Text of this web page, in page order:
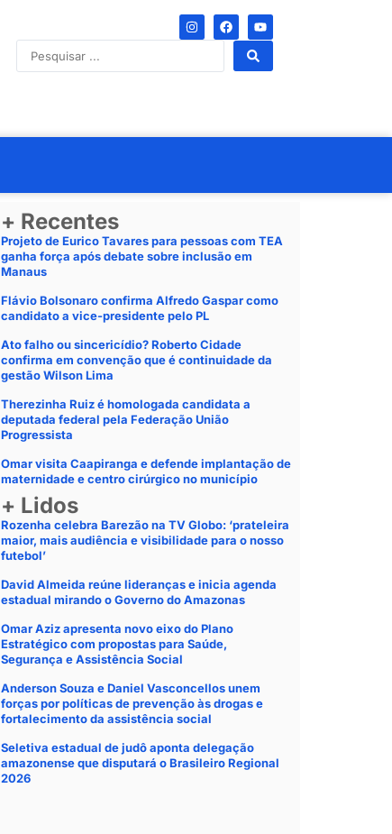
+ Recentes
Projeto de Eurico Tavares para pessoas com TEA
ganha força após debate sobre inclusão em
Manaus
Flávio Bolsonaro confirma Alfredo Gaspar como
candidato a vice-presidente pelo PL
Ato falho ou sincericídio? Roberto Cidade
confirma em convenção que é continuidade da
gestão Wilson Lima
Therezinha Ruiz é homologada candidata a
deputada federal pela Federação União
Progressista
Omar visita Caapiranga e defende implantação de
maternidade e centro cirúrgico no município
+ Lidos
Rozenha celebra Barezão na TV Globo: ‘prateleira
maior, mais audiência e visibilidade para o nosso
futebol’
David Almeida reúne lideranças e inicia agenda
estadual mirando o Governo do Amazonas
Omar Aziz apresenta novo eixo do Plano
Estratégico com propostas para Saúde,
Segurança e Assistência Social
Anderson Souza e Daniel Vasconcellos unem
forças por políticas de prevenção às drogas e
fortalecimento da assistência social
Seletiva estadual de judô aponta delegação
amazonense que disputará o Brasileiro Regional
2026